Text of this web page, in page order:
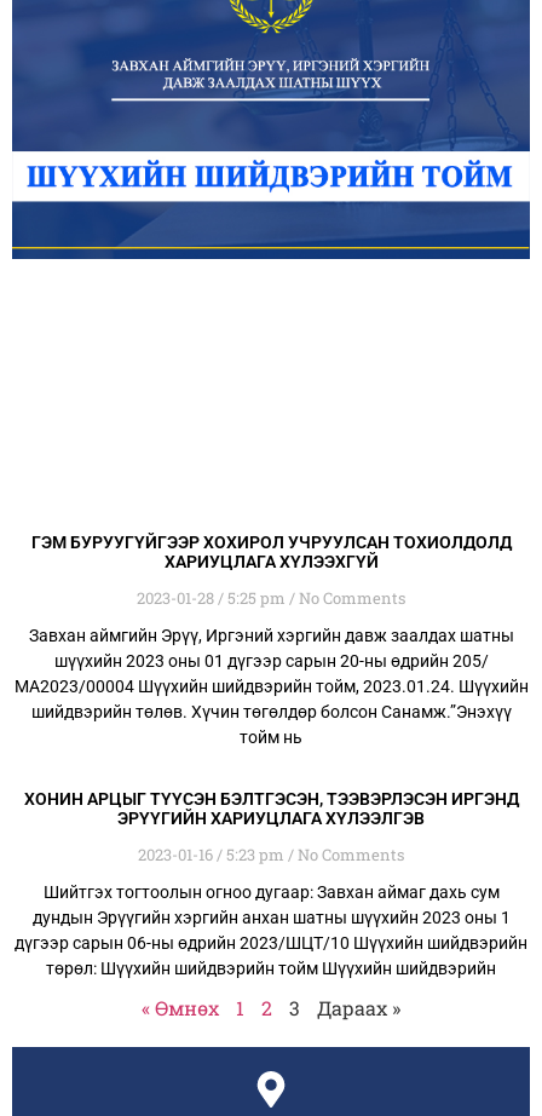
ГЭМ БУРУУГҮЙГЭЭР ХОХИРОЛ УЧРУУЛСАН ТОХИОЛДОЛД
ХАРИУЦЛАГА ХҮЛЭЭХГҮЙ
2023-01-28 5:25 pm No Comments
Завхан аймгийн Эрүү, Иргэний хэргийн давж заалдах шатны
шүүхийн 2023 оны 01 дүгээр сарын 20-ны өдрийн 205/
МА2023/00004 Шүүхийн шийдвэрийн тойм, 2023.01.24. Шүүхийн
шийдвэрийн төлөв. Хүчин төгөлдөр болсон Санамж.”Энэхүү
тойм нь
ХОНИН АРЦЫГ ТҮҮСЭН БЭЛТГЭСЭН, ТЭЭВЭРЛЭСЭН ИРГЭНД
ЭРҮҮГИЙН ХАРИУЦЛАГА ХҮЛЭЭЛГЭВ
2023-01-16 5:23 pm No Comments
Шийтгэх тогтоолын огноо дугаар: Завхан аймаг дахь сум
дундын Эрүүгийн хэргийн анхан шатны шүүхийн 2023 оны 1
дүгээр сарын 06-ны өдрийн 2023/ШЦТ/10 Шүүхийн шийдвэрийн
төрөл: Шүүхийн шийдвэрийн тойм Шүүхийн шийдвэрийн
« Өмнөх 1 2 3 Дараах »